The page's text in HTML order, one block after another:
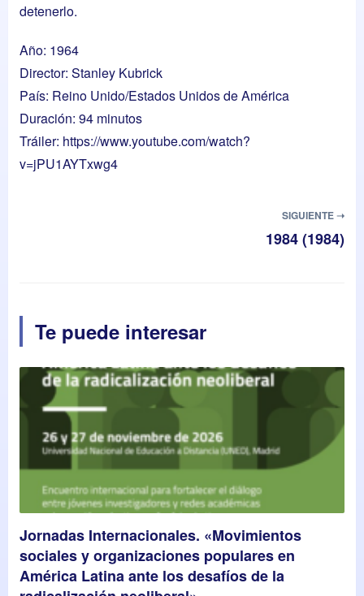
detenerlo.
Año: 1964
Director: Stanley Kubrick
País: Reino Unido/Estados Unidos de América
Duración: 94 minutos
Tráiler: https://www.youtube.com/watch?
v=jPU1AYTxwg4
SIGUIENTE ➝
1984 (1984)
Te puede interesar
Jornadas Internacionales. «Movimientos
sociales y organizaciones populares en
América Latina ante los desafíos de la